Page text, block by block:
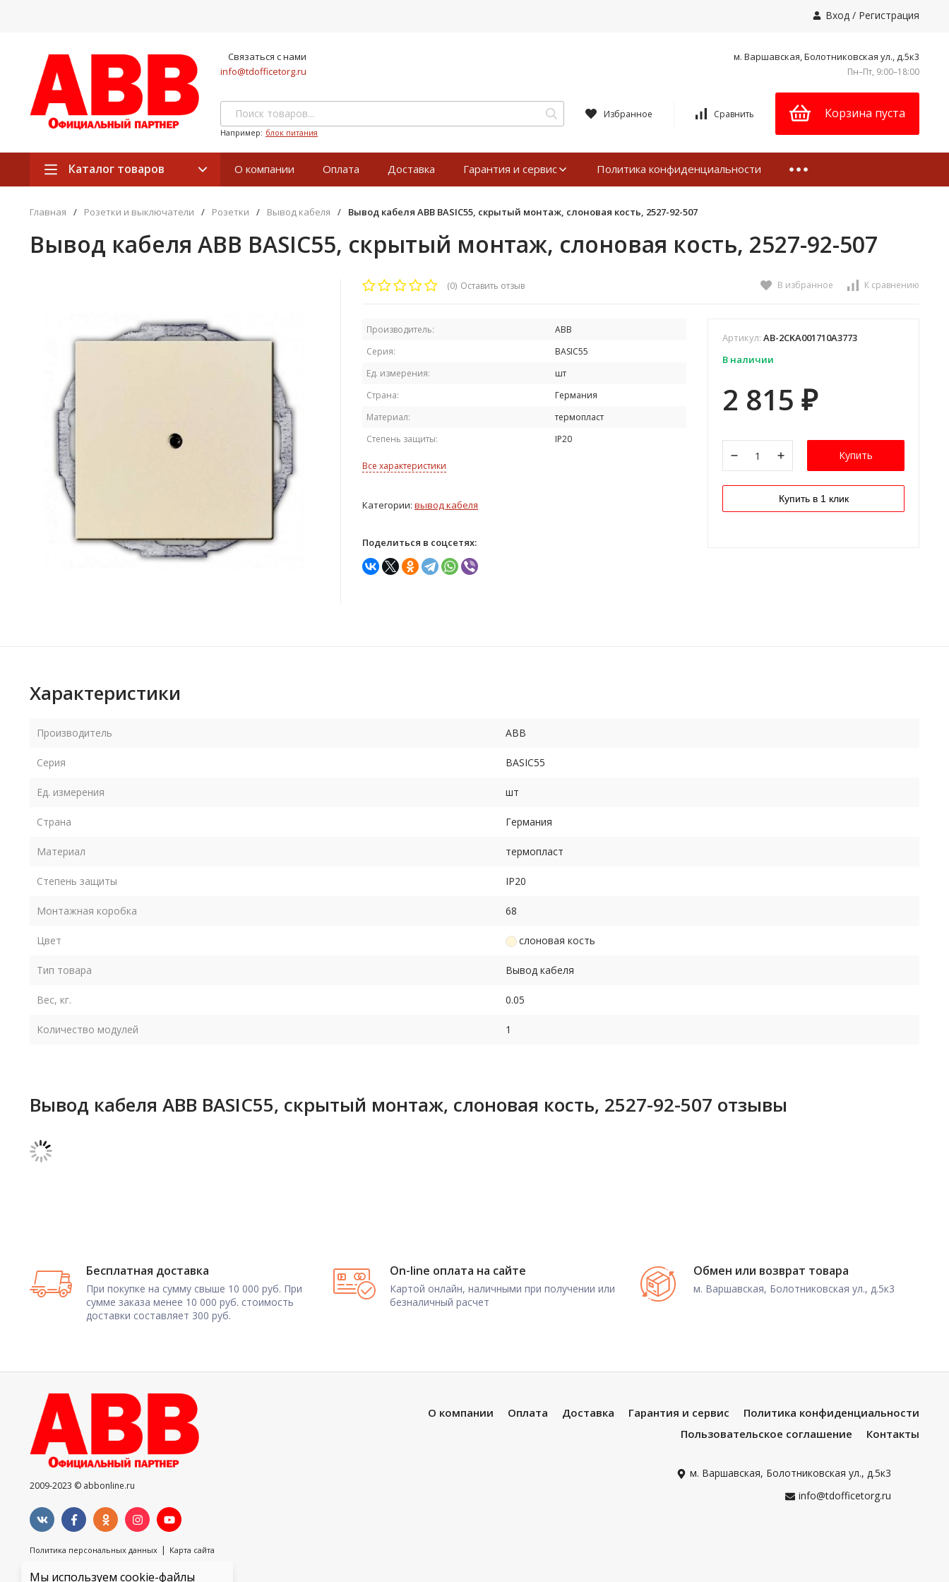
Мы используем cookie-файлы
Вход / Регистрация
Связаться с нами
info@tdofficetorg.ru
м. Варшавская, Болотниковская ул., д.5к3
Пн–Пт, 9:00–18:00
Например: блок питания
Избранное Сравнить Корзина пуста
Каталог товаров О компании Оплата Доставка Гарантия и сервис Политика конфиденциальности
Главная / Розетки и выключатели / Розетки / Вывод кабеля / Вывод кабеля ABB BASIC55, скрытый монтаж, слоновая кость, 2527-92-507
Вывод кабеля ABB BASIC55, скрытый монтаж, слоновая кость, 2527-92-507
(0) Оставить отзыв В избранное К сравнению
Производитель:
ABB
Серия:
BASIC55
Ед. измерения:
шт
Страна:
Германия
Материал:
термопласт
Степень защиты:
IP20
Все характеристики
Категории: вывод кабеля
Поделиться в соцсетях:
Артикул: AB-2CKA001710A3773
В наличии
2 815 ₽
Купить
Купить в 1 клик
Характеристики
Производитель ABB
Серия BASIC55
Ед. измерения шт
Страна Германия
Материал термопласт
Степень защиты IP20
Монтажная коробка 68
Цвет слоновая кость
Тип товара Вывод кабеля
Вес, кг. 0.05
Количество модулей 1
Вывод кабеля ABB BASIC55, скрытый монтаж, слоновая кость, 2527-92-507 отзывы
Бесплатная доставка
При покупке на сумму свыше 10 000 руб. При
сумме заказа менее 10 000 руб. стоимость
доставки составляет 300 руб.
On-line оплата на сайте
Картой онлайн, наличными при получении или
безналичный расчет
Обмен или возврат товара
м. Варшавская, Болотниковская ул., д.5к3
2009-2023 © abbonline.ru
Политика персональных данных | Карта сайта
О компании Оплата Доставка Гарантия и сервис
Политика конфиденциальности
Пользовательское соглашение
Контакты
м. Варшавская, Болотниковская ул., д.5к3
info@tdofficetorg.ru